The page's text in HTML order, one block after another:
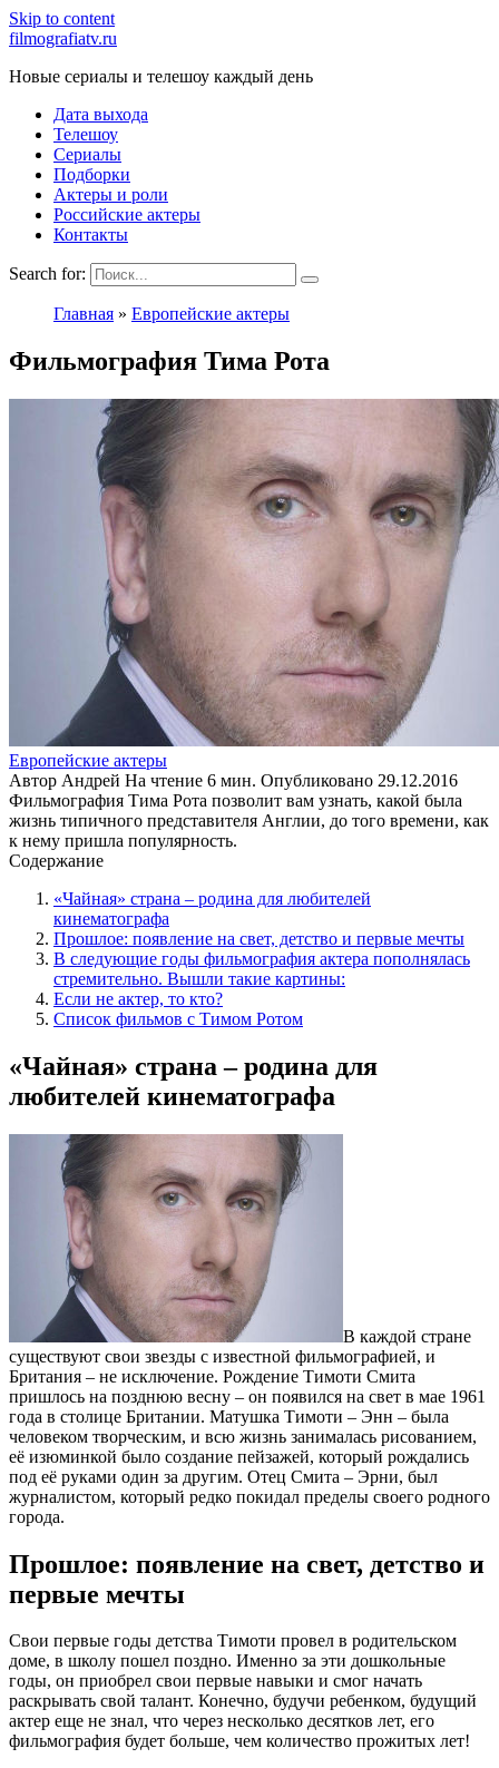
Skip to content
filmografiatv.ru
Новые сериалы и телешоу каждый день
Дата выхода
Телешоу
Сериалы
Подборки
Актеры и роли
Российские актеры
Контакты
Search for:
Главная » Европейские актеры
Фильмография Тима Рота
Европейские актеры
Автор Андрей На чтение 6 мин. Опубликовано 29.12.2016
Фильмография Тима Рота позволит вам узнать, какой была
жизнь типичного представителя Англии, до того времени, как
к нему пришла популярность.
Содержание
«Чайная» страна – родина для любителей
кинематографа
Прошлое: появление на свет, детство и первые мечты
В следующие годы фильмография актера пополнялась
стремительно. Вышли такие картины:
Если не актер, то кто?
Список фильмов с Тимом Ротом
«Чайная» страна – родина для
любителей кинематографа
В каждой стране
существуют свои звезды с известной фильмографией, и
Британия – не исключение. Рождение Тимоти Смита
пришлось на позднюю весну – он появился на свет в мае 1961
года в столице Британии. Матушка Тимоти – Энн – была
человеком творческим, и всю жизнь занималась рисованием,
её изюминкой было создание пейзажей, который рождались
под её руками один за другим. Отец Смита – Эрни, был
журналистом, который редко покидал пределы своего родного
города.
Прошлое: появление на свет, детство и
первые мечты
Свои первые годы детства Тимоти провел в родительском
доме, в школу пошел поздно. Именно за эти дошкольные
годы, он приобрел свои первые навыки и смог начать
раскрывать свой талант. Конечно, будучи ребенком, будущий
актер еще не знал, что через несколько десятков лет, его
фильмография будет больше, чем количество прожитых лет!